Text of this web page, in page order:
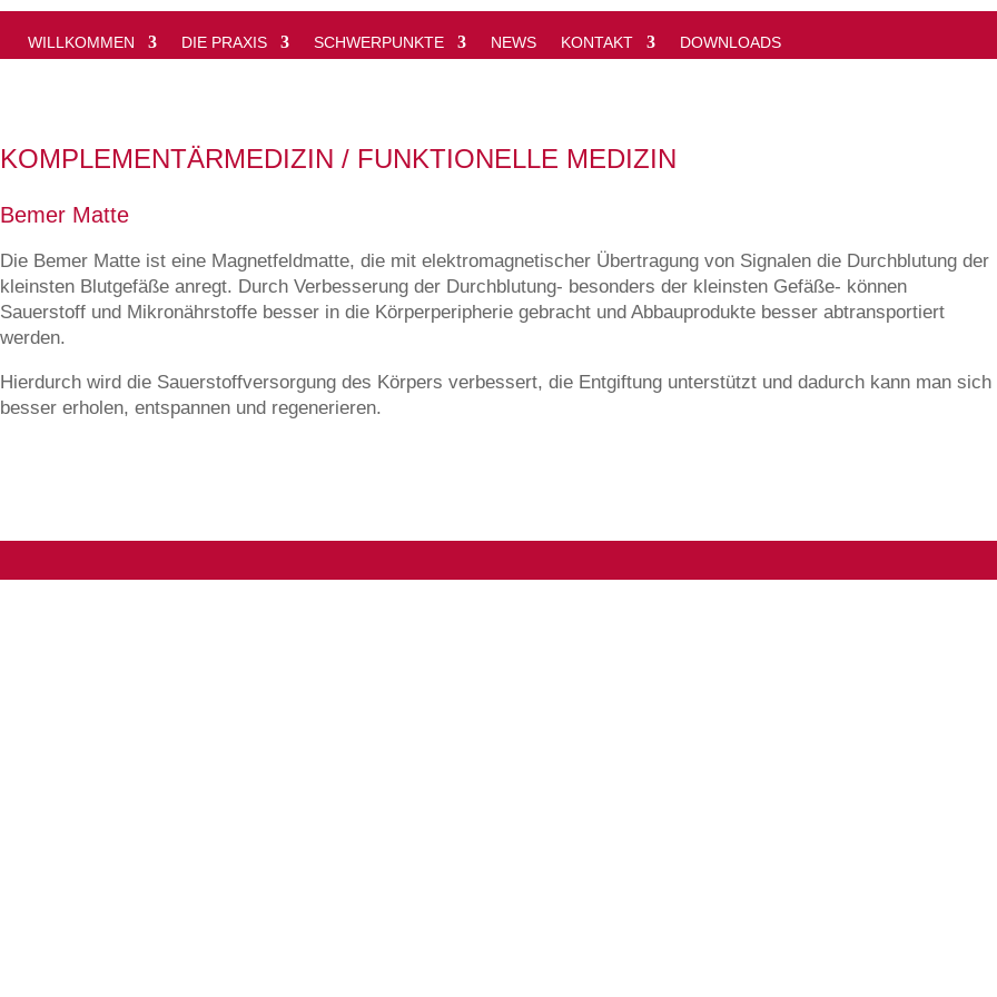
WILLKOMMEN DIE PRAXIS SCHWERPUNKTE NEWS KONTAKT DOWNLOADS
KOMPLEMENTÄRMEDIZIN / FUNKTIONELLE MEDIZIN
Bemer Matte
Die Bemer Matte ist eine Magnetfeldmatte, die mit elektromagnetischer Übertragung von Signalen die Durchblutung der
kleinsten Blutgefäße anregt. Durch Verbesserung der Durchblutung- besonders der kleinsten Gefäße- können
Sauerstoff und Mikronährstoffe besser in die Körperperipherie gebracht und Abbauprodukte besser abtransportiert
werden.
Hierdurch wird die Sauerstoffversorgung des Körpers verbessert, die Entgiftung unterstützt und dadurch kann man sich
besser erholen, entspannen und regenerieren.